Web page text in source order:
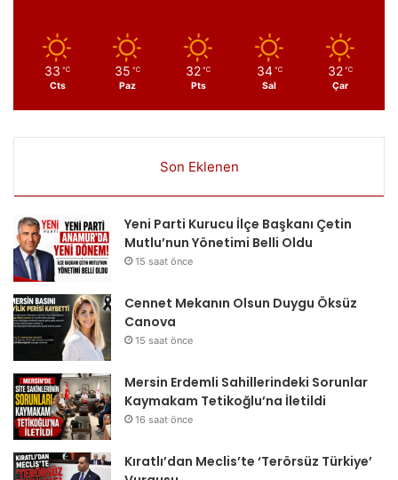
33 ℃
Cts
35 ℃
Paz
32 ℃
Pts
34 ℃
Sal
32 ℃
Çar
Son Eklenen
Yeni Parti Kurucu İlçe Başkanı Çetin
Mutlu’nun Yönetimi Belli Oldu
15 saat önce
Cennet Mekanın Olsun Duygu Öksüz
Canova
15 saat önce
Mersin Erdemli Sahillerindeki Sorunlar
Kaymakam Tetikoğlu’na İletildi
16 saat önce
Kıratlı’dan Meclis’te ‘Terörsüz Türkiye’